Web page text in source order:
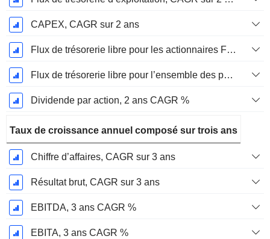
CAPEX, CAGR sur 2 ans
Flux de trésorerie libre pour les actionnaires FCFE, CAGR sur 2 ans
Flux de trésorerie libre pour l’ensemble des pourvoyeurs de fonds (créanciers et actionnaires) FCFF, CAGR sur 2 ans
Dividende par action, 2 ans CAGR %
Taux de croissance annuel composé sur trois ans
Chiffre d’affaires, CAGR sur 3 ans
Résultat brut, CAGR sur 3 ans
EBITDA, 3 ans CAGR %
EBITA, 3 ans CAGR %